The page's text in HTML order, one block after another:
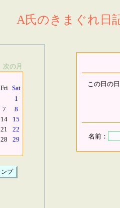
A氏のきまぐれ日
次の月
Fri Sat
1
7
8
14
15
21
22
28
29
この日の
名前：